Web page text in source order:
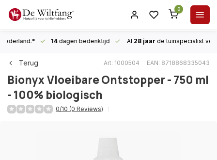
0
14dagen bedenktijd Al 28 jaar de tuinspecialist
Terug Art: 1000504 EAN: 8718868335043
BionyxVloeibare Ontstopper - 750 ml
- 100% biologisch
0/10 (0 Reviews)